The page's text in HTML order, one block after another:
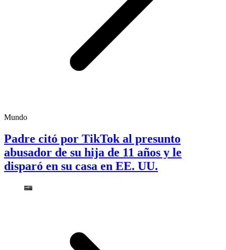
Mundo
Padre citó por TikTok al presunto
abusador de su hija de 11 años y le
disparó en su casa en EE. UU.